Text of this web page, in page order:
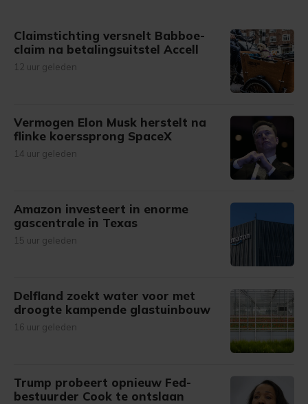
Claimstichting versnelt Babboe-
claim na betalingsuitstel Accell
12 uur geleden
Vermogen Elon Musk herstelt na
flinke koerssprong SpaceX
14 uur geleden
Amazon investeert in enorme
gascentrale in Texas
15 uur geleden
Delfland zoekt water voor met
droogte kampende glastuinbouw
16 uur geleden
Trump probeert opnieuw Fed-
bestuurder Cook te ontslaan